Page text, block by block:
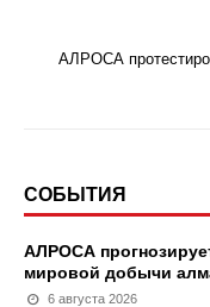
АЛРОСА
СОБЫТИЯ
АЛРОСА
мировой добычи
6 августа 2026